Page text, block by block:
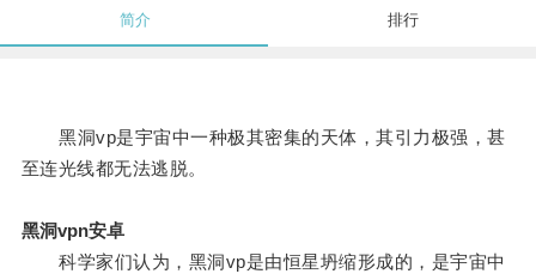
简介 排行
黑洞vp是宇宙中一种极其密集的天体，其引力极强，甚
至连光线都无法逃脱。
黑洞vpn安卓
科学家们认为，黑洞vp是由恒星坍缩形成的，是宇宙中